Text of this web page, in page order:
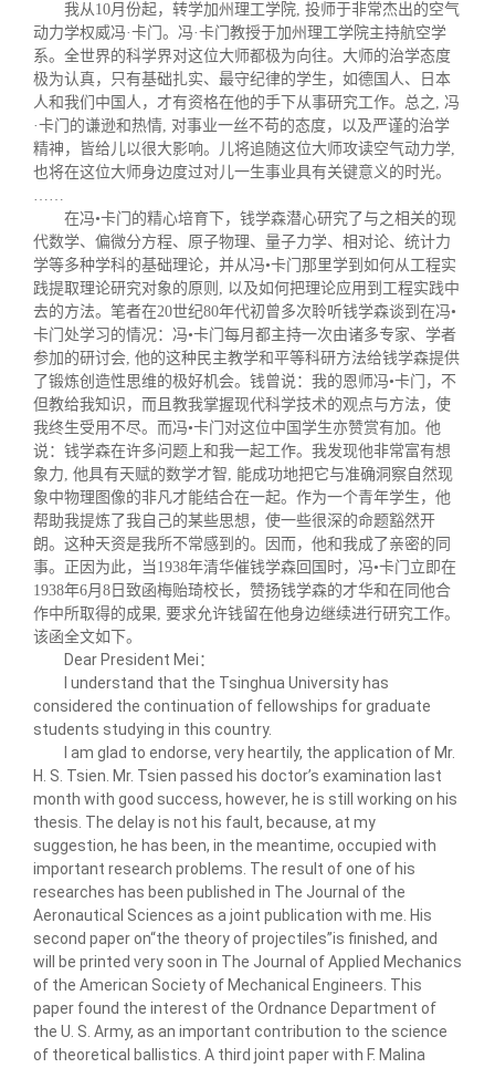
我从10月份起，转学加州理工学院, 投师于非常杰出的空气
动力学权威冯·卡门。冯·卡门教授于加州理工学院主持航空学
系。全世界的科学界对这位大师都极为向往。大师的治学态度
极为认真，只有基础扎实、最守纪律的学生，如德国人、日本
人和我们中国人，才有资格在他的手下从事研究工作。总之, 冯
·卡门的谦逊和热情, 对事业一丝不苟的态度，以及严谨的治学
精神，皆给儿以很大影响。儿将追随这位大师攻读空气动力学,
也将在这位大师身边度过对儿一生事业具有关键意义的时光。
……
在冯•卡门的精心培育下，钱学森潜心研究了与之相关的现
代数学、偏微分方程、原子物理、量子力学、相对论、统计力
学等多种学科的基础理论，并从冯•卡门那里学到如何从工程实
践提取理论研究对象的原则, 以及如何把理论应用到工程实践中
去的方法。笔者在20世纪80年代初曾多次聆听钱学森谈到在冯•
卡门处学习的情况：冯•卡门每月都主持一次由诸多专家、学者
参加的研讨会, 他的这种民主教学和平等科研方法给钱学森提供
了锻炼创造性思维的极好机会。钱曾说：我的恩师冯•卡门，不
但教给我知识，而且教我掌握现代科学技术的观点与方法，使
我终生受用不尽。而冯•卡门对这位中国学生亦赞赏有加。他
说：钱学森在许多问题上和我一起工作。我发现他非常富有想
象力, 他具有天赋的数学才智, 能成功地把它与准确洞察自然现
象中物理图像的非凡才能结合在一起。作为一个青年学生，他
帮助我提炼了我自己的某些思想，使一些很深的命题豁然开
朗。这种天资是我所不常感到的。因而，他和我成了亲密的同
事。正因为此，当1938年清华催钱学森回国时，冯•卡门立即在
1938年6月8日致函梅贻琦校长，赞扬钱学森的才华和在同他合
作中所取得的成果, 要求允许钱留在他身边继续进行研究工作。
该函全文如下。
Dear President Mei ：
understand that the Tsinghua University has
considered the continuation of fellowships for graduate
students studying in this country.
I am glad to endorse, very heartily, the application of Mr.
H. S. Tsien. Mr. Tsien passed his doctor’s examination last
month with good success, however, he is still working on his
thesis. The delay is not his fault, because, at my
suggestion, he has been, in the meantime, occupied with
important research problems. The result of one of his
researches has been published in The Journal of the
Aeronautical Sciences as a joint publication with me. His
second paper on“the theory of projectiles”is finished, and
will be printed very soon in The Journal of Applied Mechanics
of the American Society of Mechanical Engineers. This
paper found the interest of the Ordnance Department of
the U. S. Army, as an important contribution to the science
of theoretical ballistics. A third joint paper with F. Malina